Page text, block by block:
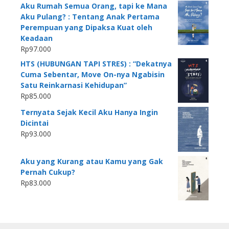
Aku Rumah Semua Orang, tapi ke Mana
Aku Pulang? : Tentang Anak Pertama
Perempuan yang Dipaksa Kuat oleh
Keadaan
Rp97.000
HTS (HUBUNGAN TAPI STRES) : “Dekatnya
Cuma Sebentar, Move On-nya Ngabisin
Satu Reinkarnasi Kehidupan”
Rp85.000
Ternyata Sejak Kecil Aku Hanya Ingin
Dicintai
Rp93.000
Aku yang Kurang atau Kamu yang Gak
Pernah Cukup?
Rp83.000